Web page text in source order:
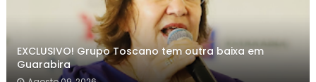
EXCLUSIVO! Grupo Toscano tem outra baixa em
Guarabira